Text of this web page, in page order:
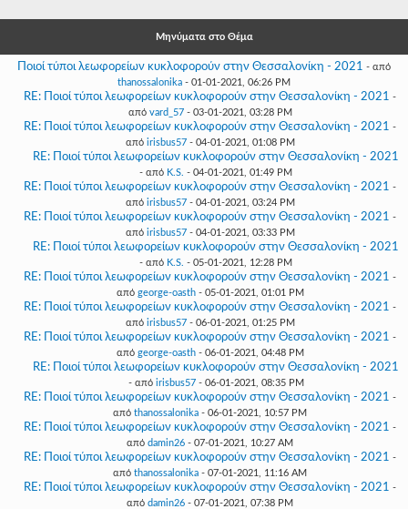
Μηνύματα στο Θέμα
Ποιοί τύποι λεωφορείων κυκλοφορούν στην Θεσσαλονίκη - 2021 - από
thanossalonika - 01-01-2021, 06:26 PM
RE: Ποιοί τύποι λεωφορείων κυκλοφορούν στην Θεσσαλονίκη - 2021 -
από vard_57- 03-01-2021, 03:28 PM
RE: Ποιοί τύποι λεωφορείων κυκλοφορούν στην Θεσσαλονίκη - 2021 -
από irisbus57- 04-01-2021, 01:08 PM
RE: Ποιοί τύποι λεωφορείων κυκλοφορούν στην Θεσσαλονίκη - 2021
- από K.S. - 04-01-2021, 01:49 PM
RE: Ποιοί τύποι λεωφορείων κυκλοφορούν στην Θεσσαλονίκη - 2021 -
από irisbus57- 04-01-2021, 03:24 PM
RE: Ποιοί τύποι λεωφορείων κυκλοφορούν στην Θεσσαλονίκη - 2021 -
από irisbus57- 04-01-2021, 03:33 PM
RE: Ποιοί τύποι λεωφορείων κυκλοφορούν στην Θεσσαλονίκη - 2021
- από K.S. - 05-01-2021, 12:28 PM
RE: Ποιοί τύποι λεωφορείων κυκλοφορούν στην Θεσσαλονίκη - 2021 -
από george-oasth- 05-01-2021, 01:01 PM
RE: Ποιοί τύποι λεωφορείων κυκλοφορούν στην Θεσσαλονίκη - 2021 -
από irisbus57- 06-01-2021, 01:25 PM
RE: Ποιοί τύποι λεωφορείων κυκλοφορούν στην Θεσσαλονίκη - 2021 -
από george-oasth- 06-01-2021, 04:48 PM
RE: Ποιοί τύποι λεωφορείων κυκλοφορούν στην Θεσσαλονίκη - 2021
- από irisbus57- 06-01-2021, 08:35 PM
RE: Ποιοί τύποι λεωφορείων κυκλοφορούν στην Θεσσαλονίκη - 2021 -
από thanossalonika - 06-01-2021, 10:57 PM
RE: Ποιοί τύποι λεωφορείων κυκλοφορούν στην Θεσσαλονίκη - 2021 -
από damin26 - 07-01-2021, 10:27 AM
RE: Ποιοί τύποι λεωφορείων κυκλοφορούν στην Θεσσαλονίκη - 2021 -
από thanossalonika - 07-01-2021, 11:16 AM
RE: Ποιοί τύποι λεωφορείων κυκλοφορούν στην Θεσσαλονίκη - 2021 -
από damin26 - 07-01-2021, 07:38 PM